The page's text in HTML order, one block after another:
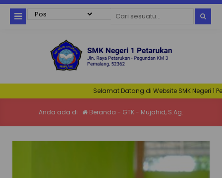
Selamat Datang di Website SMK Negeri 1
Anda ada di : Beranda - GTK- Mujahid, S.Ag.